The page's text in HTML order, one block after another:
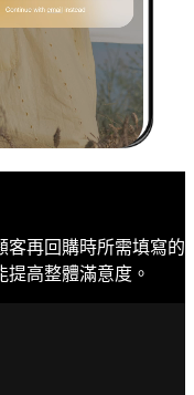
客再回購時所需填寫的
高整體滿意度。